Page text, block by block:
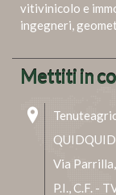
vitivinicolo e
ingegneri,
Mettiti in
Via
P.I., C.F. -